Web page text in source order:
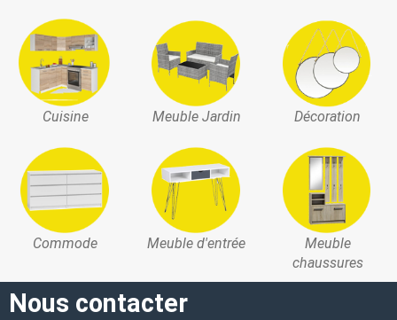
Cuisine Meuble Jardin Décoration
Commode Meuble d'entrée
Meuble
chaussures
Nous contacter